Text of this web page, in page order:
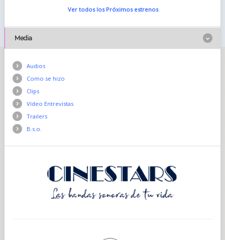
Ver todos los Próximos estrenos
Media
Audios
Como se hizo
Clips
Vídeo Entrevistas
Trailers
B.s.o.